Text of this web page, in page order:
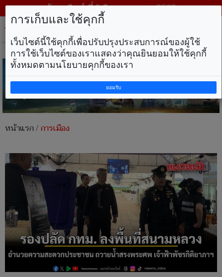
วันอาทิตย์ ที่ 9 สิงหาคม พ.ศ. 2569
หน้าแรก/การเมือง
การเก็บและใช้คุกกี้
เว็บไซต์นี้ใช้คุกกี้เพื่อปรับปรุงประสบการณ์ของผู้ใช้
การใช้เว็บไซต์ของเราแสดงว่าคุณยินยอมให้ใช้คุกกี้
ทั้งหมดตามนโยบายคุกกี้ของเรา
ยอมรับ